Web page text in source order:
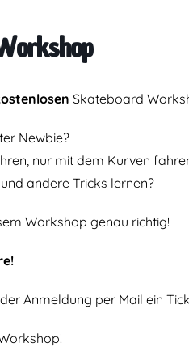
Skateboard
Newbie?
nur mit dem Kurven
andere Tricks lernen?
Workshop genau richtig!
Anmeldung per Mail ein